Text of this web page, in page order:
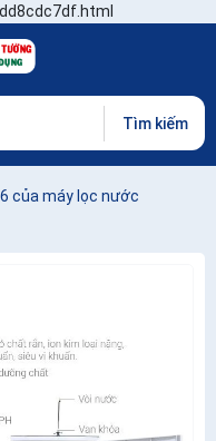
Tìm kiếm
của máy lọc nước